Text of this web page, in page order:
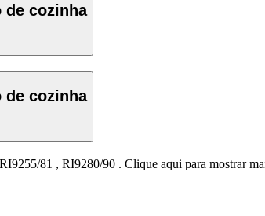
de cozinha
de cozinha
RI9255/81 , RI9280/90 . Clique aqui para mostrar